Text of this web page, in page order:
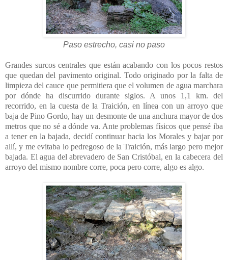
Paso estrecho, casi no paso
Grandes surcos centrales que están acabando con los pocos restos
que quedan del pavimento original. Todo originado por la falta de
limpieza del cauce que permitiera que el volumen de agua marchara
por dónde ha discurrido durante siglos. A unos 1,1 km. del
recorrido, en la cuesta de la Traición, en línea con un arroyo que
baja de Pino Gordo, hay un desmonte de una anchura mayor de dos
metros que no sé a dónde va. Ante problemas físicos que pensé iba
a tener en la bajada, decidí continuar hacia los Morales y bajar por
allí, y me evitaba lo pedregoso de la Traición, más largo pero mejor
bajada. El agua del abrevadero de San Cristóbal, en la cabecera del
arroyo del mismo nombre corre, poca pero corre, algo es algo.